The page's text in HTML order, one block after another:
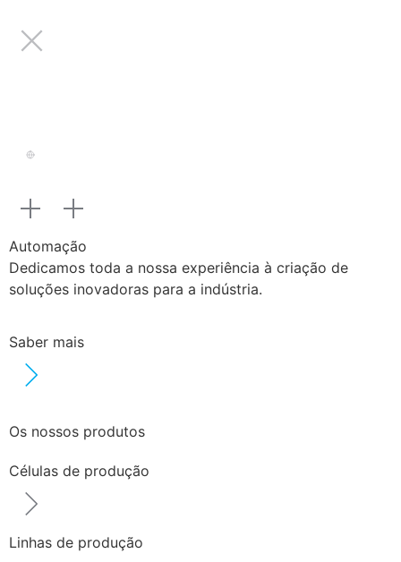
Automação
Dedicamos toda a nossa experiência à criação de
soluções inovadoras para a indústria.
Saber mais
Os nossos produtos
Células de produção
Linhas de produção